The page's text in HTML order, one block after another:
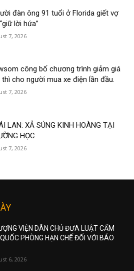
đàn ông 91 tuổi ở Florida giết vợ
lời hứa”
7, 2026
công bố chương trình giảm giá
cho người mua xe điện lần đầu.
7, 2026
LAN: XẢ SÚNG KINH HOÀNG TẠI
HỌC
7, 2026
VIỆN DÂN CHỦ ĐƯA LUẬT CẤM
PHÒNG HẠN CHẾ ĐỐI VỚI BÁO
6, 2026